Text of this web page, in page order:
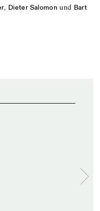
, Dieter Salomon und Bart